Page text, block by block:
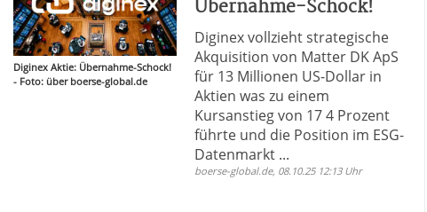
Diginex Aktie: Übernahme-Schock!
- Foto: über boerse-global.de
Übernahme-Schock!
Diginex vollzieht strategische
Akquisition von Matter DK ApS
für 13 Millionen US-Dollar in
Aktien was zu einem
Kursanstieg von 17 4 Prozent
führte und die Position im ESG-
Datenmarkt ...
boerse-global.de, 08.10.25 12:13 Uhr